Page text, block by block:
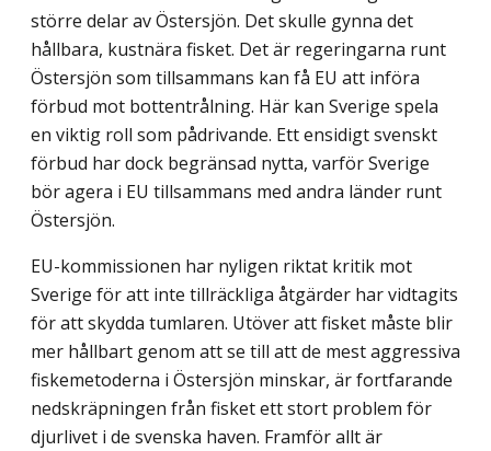
större delar av Östersjön. Det skulle gynna det
hållbara, kustnära fisket. Det är regeringarna runt
Östersjön som tillsammans kan få EU att införa
förbud mot botten­trålning. Här kan Sverige spela
en viktig roll som pådrivande. Ett ensidigt svenskt
förbud har dock begränsad nytta, varför Sverige
bör agera i EU tillsammans med andra länder runt
Östersjön.
EU-kommissionen har nyligen riktat kritik mot
Sverige för att inte tillräckliga åtgärder har vidtagits
för att skydda tumlaren. Utöver att fisket måste blir
mer hållbart genom att se till att de mest aggressiva
fiskemetoderna i Östersjön minskar, är fort­farande
nedskräpningen från fisket ett stort problem för
djurlivet i de svenska haven. Framför allt är